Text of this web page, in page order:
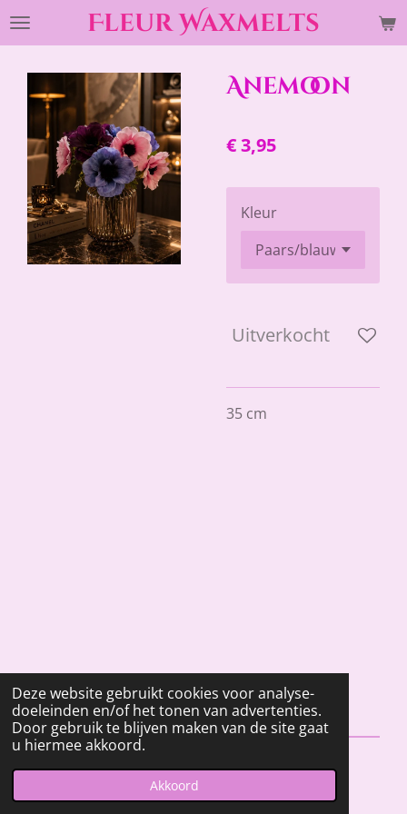
Deze website gebruikt cookies voor analyse-
doeleinden en/of het tonen van advertenties.
Door gebruik te blijven maken van de site gaat
u hiermee akkoord.
Akkoord
Ga
hoofdinhoud
Fleur Waxmelts
Anemoon
€ 3,95
Kleur
Uitverkocht
35 cm
© 2023 - 2026 fleurwaxmelts.nl